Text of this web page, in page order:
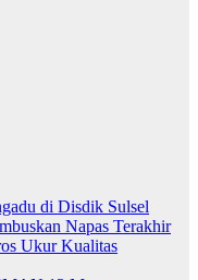
di Disdik Sulsel
Napas Terakhir
Ukur Kualitas